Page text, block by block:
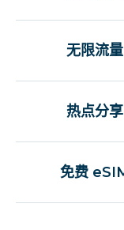
无限流量
热点分享
免费